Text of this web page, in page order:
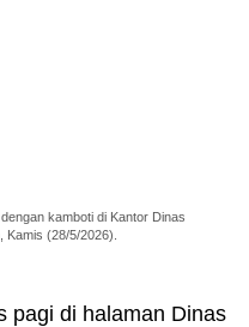
kamboti di Kantor Dinas
Kamis (28/5/2026).
pagi di halaman Dinas